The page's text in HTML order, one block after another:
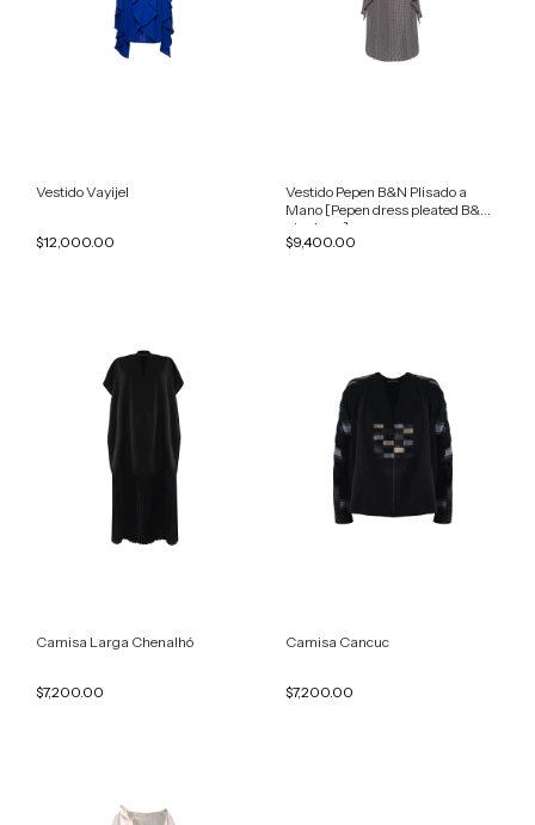
Vestido Vayijel
$12,000.00
Vestido Pepen B&N Plisado a
Mano [Pepen dress pleated B&W
gingham]
$9,400.00
Camisa Larga Chenalhó
$7,200.00
Camisa Cancuc
$7,200.00